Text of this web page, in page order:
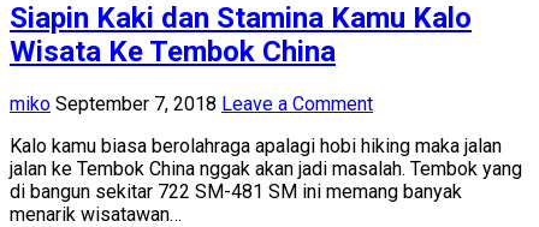
Siapin Kaki dan Stamina Kamu Kalo
Wisata Ke Tembok China
miko September 7, 2018 Leave a Comment
Kalo kamu biasa berolahraga apalagi hobi hiking maka jalan
jalan ke Tembok China nggak akan jadi masalah. Tembok yang
di bangun sekitar 722 SM-481 SM ini memang banyak
menarik wisatawan…